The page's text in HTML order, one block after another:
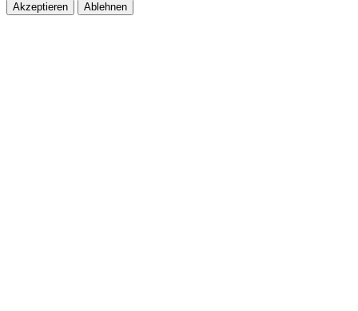
Akzeptieren Ablehnen